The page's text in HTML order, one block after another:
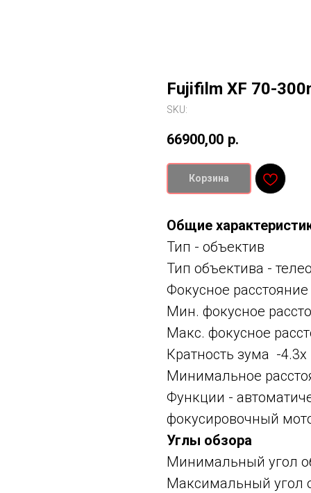
Fujifilm XF 70-
SKU:
66900,00 р.
Корзина
Общие
Тип - объектив
Тип объектива -
Фокусное
Мин. фокусное
Макс. фокусное
Кратность зума -4.3x
Минимальное
Функции -
фокусировочный
Углы обзора
Минимальный угол
Максимальный угол